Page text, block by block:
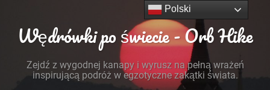
Wędrówki po świecie - Orb Hike
Zejdź z wygodnej kanapy i wyrusz na pełną wrażeń
inspirującą podróż w egzotyczne zakątki świata.
Polski